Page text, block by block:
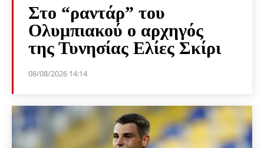
Στο “ραντάρ” του
Ολυμπιακού ο αρχηγός
της Τυνησίας Ελίες Σκίρι
08/08/2026 14:14